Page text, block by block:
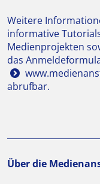
Weitere
informative
Medienprojekten
das
abrufbar.
Über die